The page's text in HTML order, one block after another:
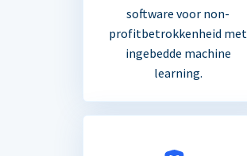
software voor non-
profitbetrokkenheid met
ingebedde machine
learning.